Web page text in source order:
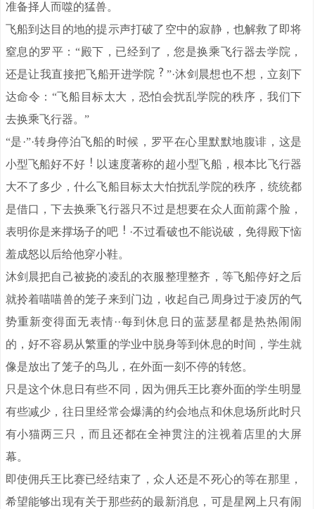
准备择人而噬的猛兽。
飞船到达目的地的提示声打破了空中的寂静，也解救了即将
窒息的罗平：“殿下，已经到了，您是换乘飞行器去学院，
还是让我直接把飞船开进学院
”·沐剑晨想也不想，立刻下
达命令：“飞船目标太大，恐怕会扰乱学院的秩序，我们下
去换乘飞行器。”
“是·”·转身停泊飞船的时候，罗平在心里默默地腹诽，这是
小型飞船好不好
以速度著称的超小型飞船，根本比飞行器
大不了多少，什么飞船目标太大怕扰乱学院的秩序，统统都
是借口，下去换乘飞行器只不过是想要在众人面前露个脸，
表明你是来撑场子的吧
·不过看破也不能说破，免得殿下恼
羞成怒以后给他穿小鞋。
沐剑晨把自己被挠的凌乱的衣服整理整齐，等飞船停好之后
就拎着喵喵兽的笼子来到门边，收起自己周身过于凌厉的气
势重新变得面无表情··每到休息日的蓝瑟星都是热热闹闹
的，好不容易从繁重的学业中脱身等到休息的时间，学生就
像是放出了笼子的鸟儿，在外面一刻不停的转悠。
只是这个休息日有些不同，因为佣兵王比赛外面的学生明显
有些减少，往日里经常会爆满的约会地点和休息场所此时只
有小猫两三只，而且还都在全神贯注的注视着店里的大屏
幕。
即使佣兵王比赛已经结束了，众人还是不死心的等在那里，
希望能够出现有关于那些药的最新消息，可是星网上只有闹